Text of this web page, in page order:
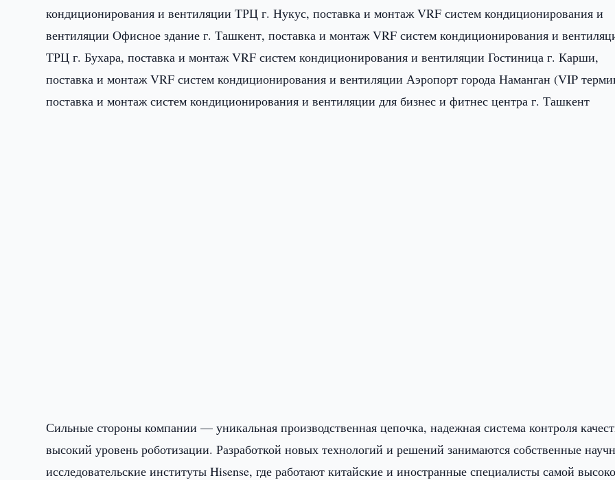
кондиционирования и вентиляции ТРЦ г. Нукус, поставка и монтаж VRF систем кондиционирования и
вентиляции Офисное здание г. Ташкент, поставка и монтаж VRF систем кондиционирования и
ТРЦ г. Бухара, поставка и монтаж VRF систем кондиционирования и вентиляции Гостиница г. Карши,
поставка и монтаж VRF систем кондиционирования и вентиляции Аэропорт города Наманган (VIP
поставка и монтаж систем кондиционирования и вентиляции для бизнес и фитнес центра г. Ташкент
Сильные стороны компании — ​уникальная производственная цепочка, надежная система контроля
высокий уровень роботизации. Разработкой новых технологий и решений занимаются собственные
исследовательские институты Hisense, где работают китайские и иностранные специалисты самой